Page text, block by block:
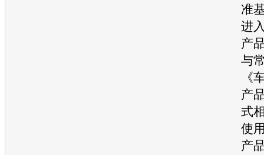
准
进
产
与
《
产
式
使
产